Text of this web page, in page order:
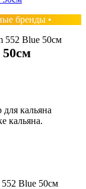
бренды •
552 Blue 50см
кальяна
кальяна.
Blue 50см